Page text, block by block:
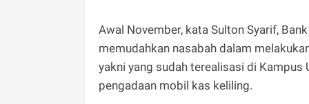
Awal November, kata Sulton Syarif,
memudahkan nasabah dalam
yakni yang sudah terealisasi di Kampus
pengadaan mobil kas keliling.